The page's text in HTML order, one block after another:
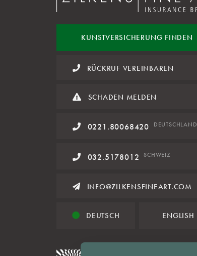
KUNSTVERSICHERUNG FINDEN
RÜCKRUF VEREINBAREN
SCHADEN MELDEN
0221.80068420 DEUTSCHLAND
032.5178012 SCHWEIZ
INFO@ZILKENSFINEART.COM
DEUTSCH ENGLISH